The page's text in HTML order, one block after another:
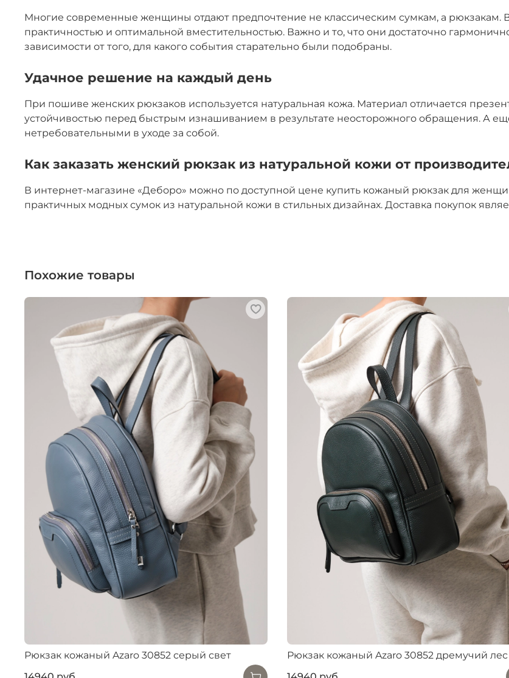
Многие современные женщины отдают предпочтение не классическим сумкам, а рюкзакам.
практичностью и оптимальной вместительностью. Важно и то, что они достаточно
зависимости от того, для какого события старательно были подобраны.
Удачное решение на каждый день
При пошиве женских рюкзаков используется натуральная кожа. Материал отличается
устойчивостью перед быстрым изнашиванием в результате неосторожного обращения. А
нетребовательными в уходе за собой.
Как заказать женский рюкзак из натуральной кожи от
В интернет-магазине «Деборо» можно по доступной цене купить кожаный рюкзак для
практичных модных сумок из натуральной кожи в стильных дизайнах. Доставка покупок
Похожие товары
Рюкзак кожаный Azaro 30852 серый свет
Рюкзак кожаный Azaro 30852 дремучий лес